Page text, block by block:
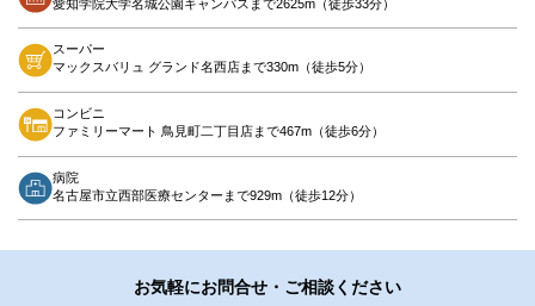
愛知学院大学名城公園キャンパスまで2625m（徒歩33分）
スーパー
マックスバリュ グランド名西店まで330m（徒歩5分）
コンビニ
ファミリーマート 鳥見町二丁目店まで467m（徒歩6分）
病院
名古屋市立西部医療センターまで929m（徒歩12分）
お気軽にお問合せ・ご相談ください